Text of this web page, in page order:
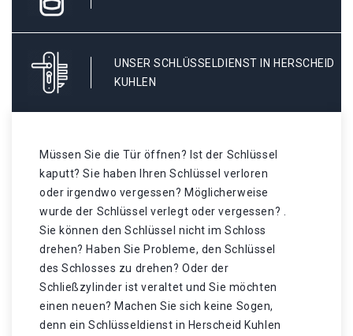
UNSER SCHLÜSSELDIENST IN HERSCHEID
KUHLEN
Müssen Sie die Tür öffnen? Ist der Schlüssel
kaputt? Sie haben Ihren Schlüssel verloren
oder irgendwo vergessen? Möglicherweise
wurde der Schlüssel verlegt oder vergessen? .
Sie können den Schlüssel nicht im Schloss
drehen? Haben Sie Probleme, den Schlüssel
des Schlosses zu drehen? Oder der
Schließzylinder ist veraltet und Sie möchten
einen neuen? Machen Sie sich keine Sogen,
denn ein Schlüsseldienst in Herscheid Kuhlen